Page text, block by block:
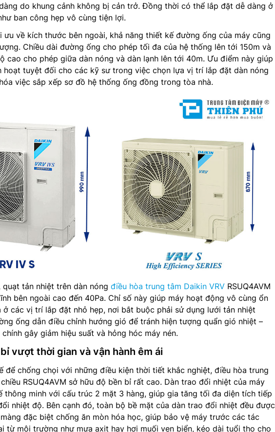
do khung cảnh không bị cản trở. Đồng thời có thể lắp đặt dễ dàng ở
ban công hẹp vô cùng tiện lợi.
ưu về kích thước bên ngoài, khả năng thiết kế đường ống của máy cũng
Chiều dài đường ống cho phép tối đa của hệ thống lên tới 150m và
cao cho phép giữa dàn nóng và dàn lạnh lên tới 40m. Ưu điểm này giúp
hoạt tuyệt đối cho các kỹ sư trong việc chọn lựa vị trí lắp đặt dàn nóng
việc sắp xếp sơ đồ hệ thống ống đồng trong tòa nhà.
quạt tản nhiệt trên dàn nóng điều hòa trung tâm Daikin VRV RSUQ4AVM
bên ngoài cao đến 40Pa. Chỉ số này giúp máy hoạt động vô cùng ổn
ở các vị trí lắp đặt nhỏ hẹp, nơi bắt buộc phải sử dụng lưới tản nhiệt
ống dẫn điều chỉnh hướng gió để tránh hiện tượng quẩn gió nhiệt –
chính gây giảm hiệu suất và hỏng hóc máy nén.
vượt thời gian và vận hành êm ái
để chống chọi với những điều kiện thời tiết khắc nghiệt, điều hòa trung
RSUQ4AVM sở hữu độ bền bỉ rất cao. Dàn trao đổi nhiệt của máy
thông minh với cấu trúc 2 mặt 3 hàng, giúp gia tăng tối đa diện tích tiếp
nhiệt độ. Bên cạnh đó, toàn bộ bề mặt của dàn trao đổi nhiệt đều được
đặc biệt chống ăn mòn hóa học, giúp bảo vệ máy trước các tác
từ môi trường như mưa axit hay hơi muối ven biển, kéo dài tuổi thọ cho